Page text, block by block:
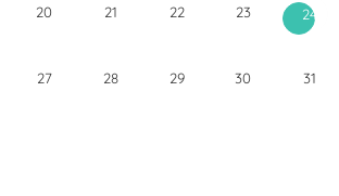
20 21 22 23 24
27 28 29 30 31